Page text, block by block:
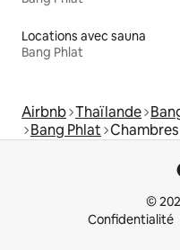
Locations avec sauna
Bang Phlat
Airbnb Thaïlande
Bang Phlat
©
Confidentialité